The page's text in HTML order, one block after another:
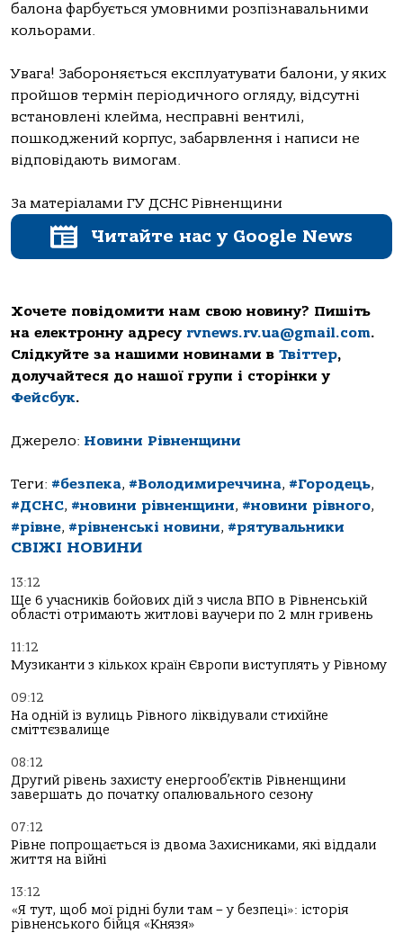
балона фарбується умовними розпізнавальними
кольорами.
Увага! Забороняється експлуатувати балони, у яких
пройшов термін періодичного огляду, відсутні
встановлені клейма, несправні вентилі,
пошкоджений корпус, забарвлення і написи не
відповідають вимогам.
За матеріалами ГУ ДСНС Рівненщини
Читайте нас у Google News
Хочете повідомити нам свою новину? Пишіть
на електронну адресу rvnews.rv.ua@gmail.com.
Слідкуйте за нашими новинами в Твіттер,
долучайтеся до нашої групи і сторінки у
Фейсбук.
Джерело: Новини Рівненщини
Теги: #безпека, #Володимиреччина, #Городець,
#ДСНС, #новини рівненщини, #новини рівного,
#рівне, #рівненські новини, #рятувальники
СВІЖІ НОВИНИ
13:12
Ще 6 учасників бойових дій з числа ВПО в Рівненській
області отримають житлові ваучери по 2 млн гривень
11:12
Музиканти з кількох країн Європи виступлять у Рівному
09:12
На одній із вулиць Рівного ліквідували стихійне
сміттєзвалище
08:12
Другий рівень захисту енергооб’єктів Рівненщини
завершать до початку опалювального сезону
07:12
Рівне попрощається із двома Захисниками, які віддали
життя на війні
13:12
«Я тут, щоб мої рідні були там – у безпеці»: історія
рівненського бійця «Князя»